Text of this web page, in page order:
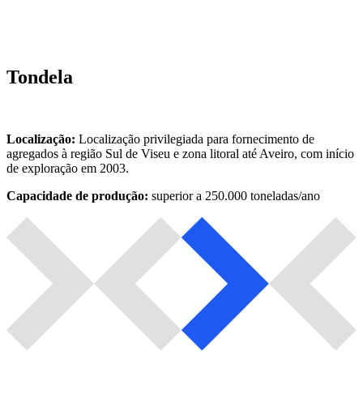
Tondela
Localização: Localização privilegiada para fornecimento de
agregados à região Sul de Viseu e zona litoral até Aveiro, com início
de exploração em 2003.
Capacidade de produção: superior a 250.000 toneladas/ano